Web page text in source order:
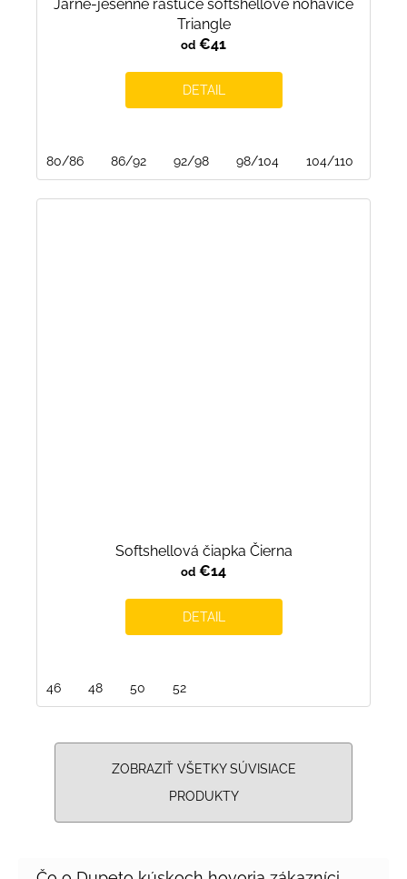
Jarné-jesenné rastúce softshellové nohavice
Triangle
od €41
DETAIL
80/86 86/92 92/98 98/104 104/110
Softshellová čiapka Čierna
od €14
DETAIL
46 48 50 52
ZOBRAZIŤ VŠETKY SÚVISIACE
PRODUKTY